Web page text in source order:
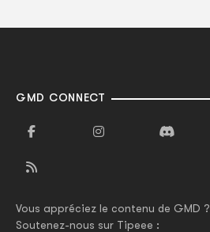
GMD CONNECT
Vous appréciez le contenu de GMD ?
Soutenez-nous sur Tipeee :